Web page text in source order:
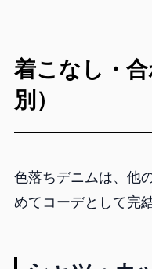
着こなし・
別）
色落ちデニムは、他
めてコーデとして完